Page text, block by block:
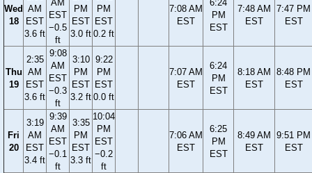
Wed
18
AM
EST
3.6 ft
AM
EST
−0.5
ft
PM
EST
3.0 ft
PM
EST
0.2 ft
7:08 AM
EST
6:24
PM
EST
7:48 AM
EST
7:47 PM
EST
Thu
19
2:35
AM
EST
3.6 ft
9:08
AM
EST
−0.3
ft
3:10
PM
EST
3.2 ft
9:22
PM
EST
0.0 ft
7:07 AM
EST
6:24
PM
EST
8:18 AM
EST
8:48 PM
EST
Fri
20
3:19
AM
EST
3.4 ft
9:39
AM
EST
−0.1
ft
3:35
PM
EST
3.3 ft
10:04
PM
EST
−0.2
ft
7:06 AM
EST
6:25
PM
EST
8:49 AM
EST
9:51 PM
EST